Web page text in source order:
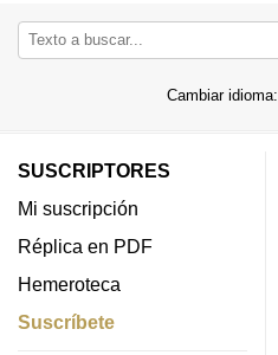
Cambiar idioma:
SUSCRIPTORES
Mi suscripción
Réplica en PDF
Hemeroteca
Suscríbete